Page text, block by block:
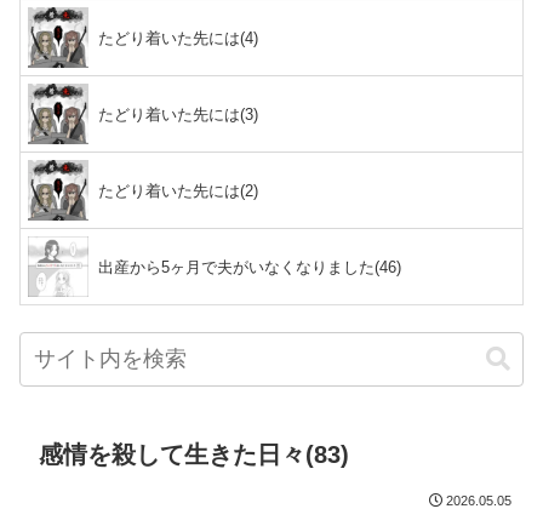
たどり着いた先には(4)
たどり着いた先には(3)
たどり着いた先には(2)
出産から5ヶ月で夫がいなくなりました(46)
感情を殺して生きた日々(83)
2026.05.05